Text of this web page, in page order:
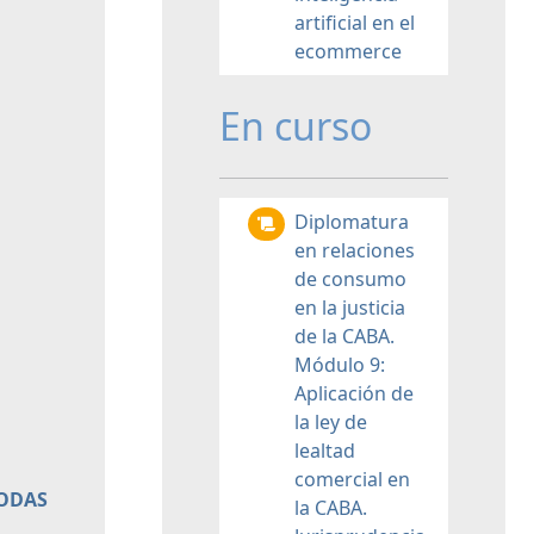
artificial en el
ecommerce
En curso
Diplomatura
en relaciones
de consumo
en la justicia
de la CABA.
Módulo 9:
Aplicación de
la ley de
lealtad
comercial en
la CABA.